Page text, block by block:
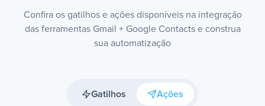
Confira os gatilhos e ações disponíveis na integração
das ferramentas Gmail + Google Contacts e construa
sua automatização
Gatilhos Ações